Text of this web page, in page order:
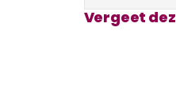
Vergeet